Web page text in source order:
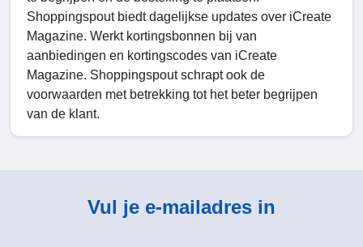
Shoppingspout biedt dagelijkse updates over iCreate
Magazine. Werkt kortingsbonnen bij van
aanbiedingen en kortingscodes van iCreate
Magazine. Shoppingspout schrapt ook de
voorwaarden met betrekking tot het beter begrijpen
van de klant.
Vul je e-mailadres in